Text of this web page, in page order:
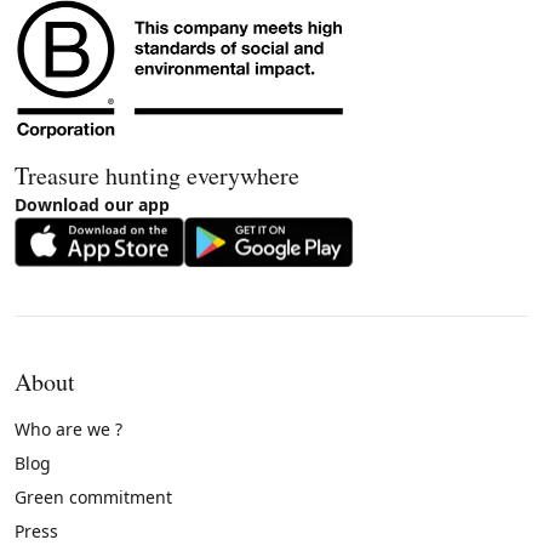
Treasure hunting everywhere
Download our app
About
Who are we ?
Blog
Green commitment
Press